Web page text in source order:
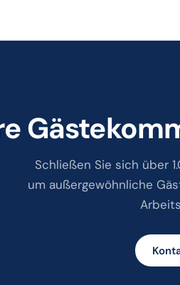
Schließen Sie sich über
um außergewöhnliche